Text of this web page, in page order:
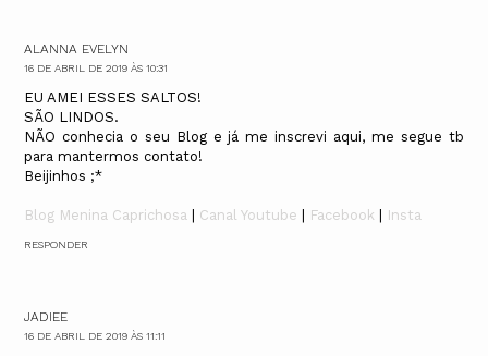
ALANNA EVELYN
16 DE ABRIL DE 2019 ÀS 10:31
EU AMEI ESSES SALTOS!
SÃO LINDOS.
NÃO conhecia o seu Blog e já me inscrevi aqui, me segue tb
para mantermos contato!
Beijinhos ;*
Blog Menina Caprichosa Canal Youtube Facebook Insta
RESPONDER
JADIEE
16 DE ABRIL DE 2019 ÀS 11:11